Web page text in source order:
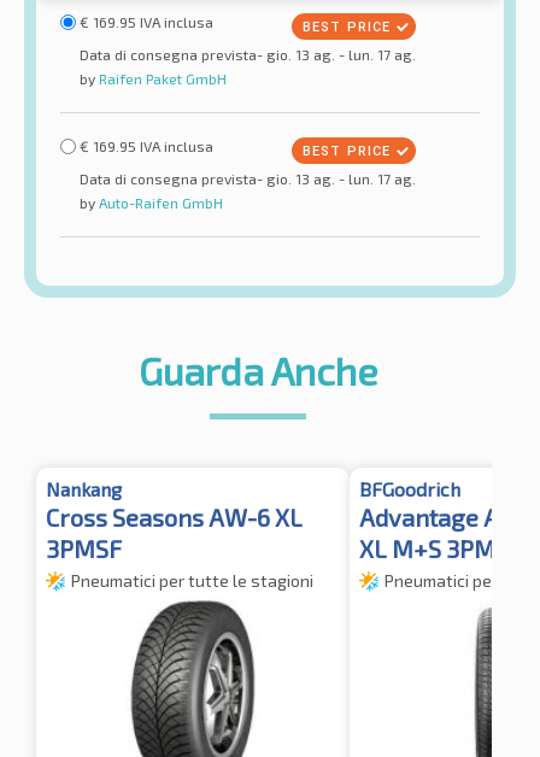
€ 169.95 IVA inclusa
Data di consegna prevista- gio. 13 ag. - lun. 17 ag.
by Raifen Paket GmbH
€ 169.95 IVA inclusa
Data di consegna prevista- gio. 13 ag. - lun. 17 ag.
by Auto-Raifen GmbH
Guarda Anche
Nankang
Cross Seasons AW-6 XL
3PMSF
Pneumatici per tutte le stagioni
BFGoodrich
Advantage All
XL M+S 3PMSF
Pneumatici per